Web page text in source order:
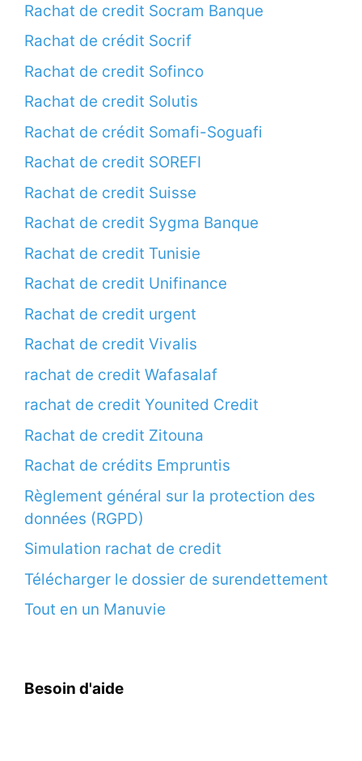
Rachat de credit Socram Banque
Rachat de crédit Socrif
Rachat de credit Sofinco
Rachat de credit Solutis
Rachat de crédit Somafi-Soguafi
Rachat de credit SOREFI
Rachat de credit Suisse
Rachat de credit Sygma Banque
Rachat de credit Tunisie
Rachat de credit Unifinance
Rachat de credit urgent
Rachat de credit Vivalis
rachat de credit Wafasalaf
rachat de credit Younited Credit
Rachat de credit Zitouna
Rachat de crédits Empruntis
Règlement général sur la protection des
données (RGPD)
Simulation rachat de credit
Télécharger le dossier de surendettement
Tout en un Manuvie
Besoin d'aide